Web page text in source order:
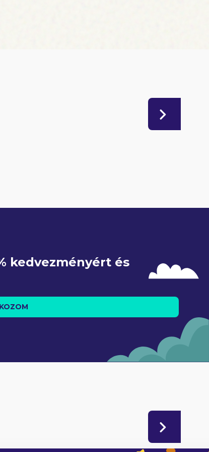
kedvezményért és